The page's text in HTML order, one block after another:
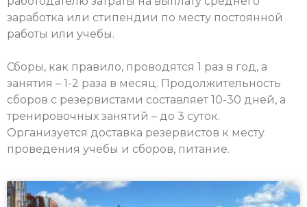
заработка или стипендии по месту постоянной
работы или учебы.
Сборы, как правило, проводятся 1 раз в год, а
занятия – 1-2 раза в месяц. Продолжительность
сборов с резервистами составляет 10-30 дней, а
тренировочных занятий – до 3 суток.
Организуется доставка резервистов к месту
проведения учебы и сборов, питание.